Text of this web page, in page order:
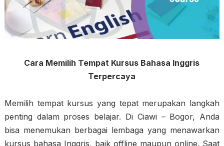
Cara Memilih Tempat Kursus Bahasa Inggris
Terpercaya
Memilih tempat kursus yang tepat merupakan langkah
penting dalam proses belajar. Di Ciawi – Bogor, Anda
bisa menemukan berbagai lembaga yang menawarkan
kursus bahasa Inggris, baik offline maupun online. Saat